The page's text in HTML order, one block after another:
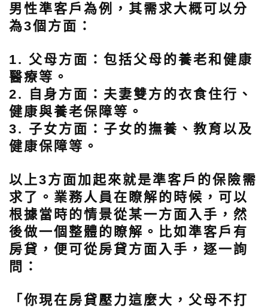
男性準客戶為例，其需求大概可以分
為3個方面：
1. 父母方面： 包括父母的養老和健康
醫療等。
2. 自身方面： 夫妻雙方的衣食住行、
健康與養老保障等。
3. 子女方面： 子女的撫養、教育以及
健康保障等。
以上3方面加起來就是準客戶的保險需
求了。業務人員在瞭解的時候，可以
根據當時的情景從某一方面入手，然
後做一個整體的瞭解。比如準客戶有
房貸，便可從房貸方面入手，逐一詢
問：
「你現在房貸壓力這麼大，父母不打